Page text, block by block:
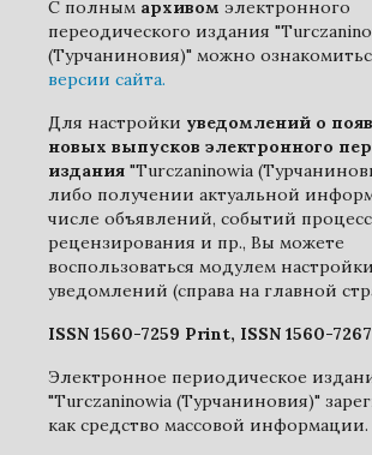
С полным архивом электронного
переодического издания
(Турчаниновия)" можно
версии сайта.
Для настройки уведомлений о
новых выпусков электронного
издания "Turczaninowia
либо получении актуальной
числе объявлений, событий
рецензирования и пр., Вы можете
воспользоваться модулем настройки
уведомлений (справа на главной
ISSN 1560-7259 Print, ISSN 1560-
Электронное периодическое
"Turczaninowia (Турчаниновия)"
как средство массовой информации.